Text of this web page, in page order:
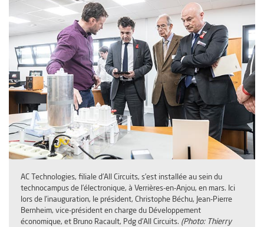
AC Technologies, filiale d’All Circuits, s’est installée au sein du
technocampus de l’électronique, à Verrières-en-Anjou, en mars. Ici
lors de l’inauguration, le président, Christophe Béchu, Jean-Pierre
Bernheim, vice-président en charge du Développement
économique, et Bruno Racault, Pdg d’All Circuits. (Photo: Thierry